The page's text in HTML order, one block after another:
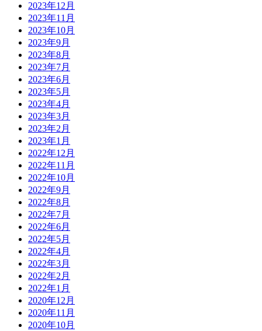
2023年12月
2023年11月
2023年10月
2023年9月
2023年8月
2023年7月
2023年6月
2023年5月
2023年4月
2023年3月
2023年2月
2023年1月
2022年12月
2022年11月
2022年10月
2022年9月
2022年8月
2022年7月
2022年6月
2022年5月
2022年4月
2022年3月
2022年2月
2022年1月
2020年12月
2020年11月
2020年10月